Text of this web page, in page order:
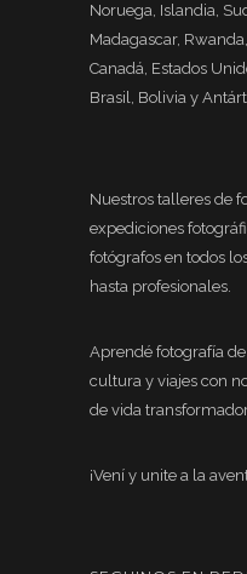
Noruega, Islandia,
Madagascar,
Canadá, Estados
Brasil, Bolivia y
Nuestros talleres de
expediciones
fotógrafos en todos
hasta profesionales.
Aprendé fotografía
cultura y viajes con
de vida
¡Vení y unite a la